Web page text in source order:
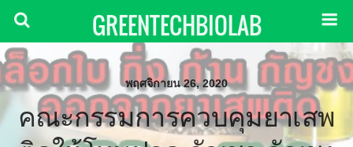
GREENTECHBIOLAB
พฤศจิกายน 26, 2020
คณะกรรมการควบคุมยาเสพ